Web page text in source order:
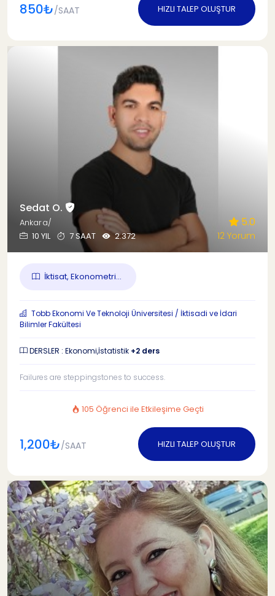
850₺/SAAT HIZLI TALEP OLUŞTUR
Sedat O.
Ankara/
10 YIL
7 SAAT 2.372
5.0
12 Yorum
İktisat, Ekonometri...
Tobb Ekonomi Ve Teknoloji Üniversitesi / İktisadi ve İdari
Bilimler Fakültesi
DERSLER : Ekonomi,İstatistik +2 ders
Failures are steppingstones to success.
105 Öğrenci ile Etkileşime Geçti
1,200₺/SAAT HIZLI TALEP OLUŞTUR